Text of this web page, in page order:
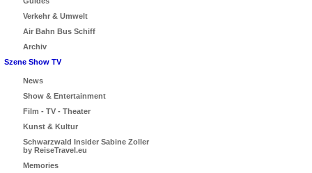
Verkehr & Umwelt
Air Bahn Bus Schiff
Archiv
Szene Show TV
News
Show & Entertainment
Film - TV - Theater
Kunst & Kultur
Schwarzwald Insider Sabine Zoller
by ReiseTravel.eu
Memories